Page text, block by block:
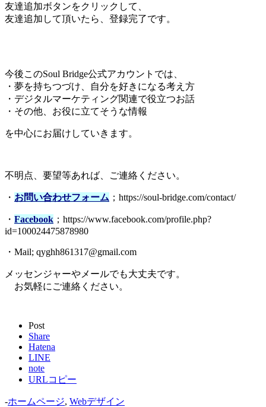
友達追加ボタンをクリックして、
友達追加して頂いたら、登録完了です。
今後このSoul Bridge公式アカウントでは、
・夢を持ちつづけ、自分を好きになる考え方
・デジタルマーケティング関連で役立つお話
・その他、お役に立てそうな情報
を中心にお届けしていきます。
不明点、要望等あれば、ご連絡ください。
・ お問い合わせフォーム ；https://soul-bridge.com/contact/
・ Facebook ；https://www.facebook.com/profile.php?
id=100024475878980
・Mail; qyghh861317@gmail.com
メッセンジャーやメールでも大丈夫です。
お気軽にご連絡ください。
Post
Share
Hatena
LINE
note
URLコピー
-ホームページ, Webデザイン